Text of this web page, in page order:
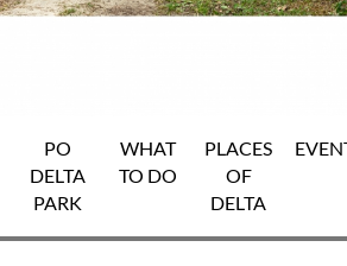
PO
DELTA
PARK
WHAT
TO DO
PLACES
OF
DELTA